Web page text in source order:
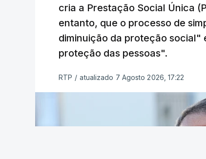
cria a Prestação Social Única
entanto, que o processo de
diminuição da proteção social"
proteção das pessoas".
RTP / atualizado 7 Agosto 2026, 17:22